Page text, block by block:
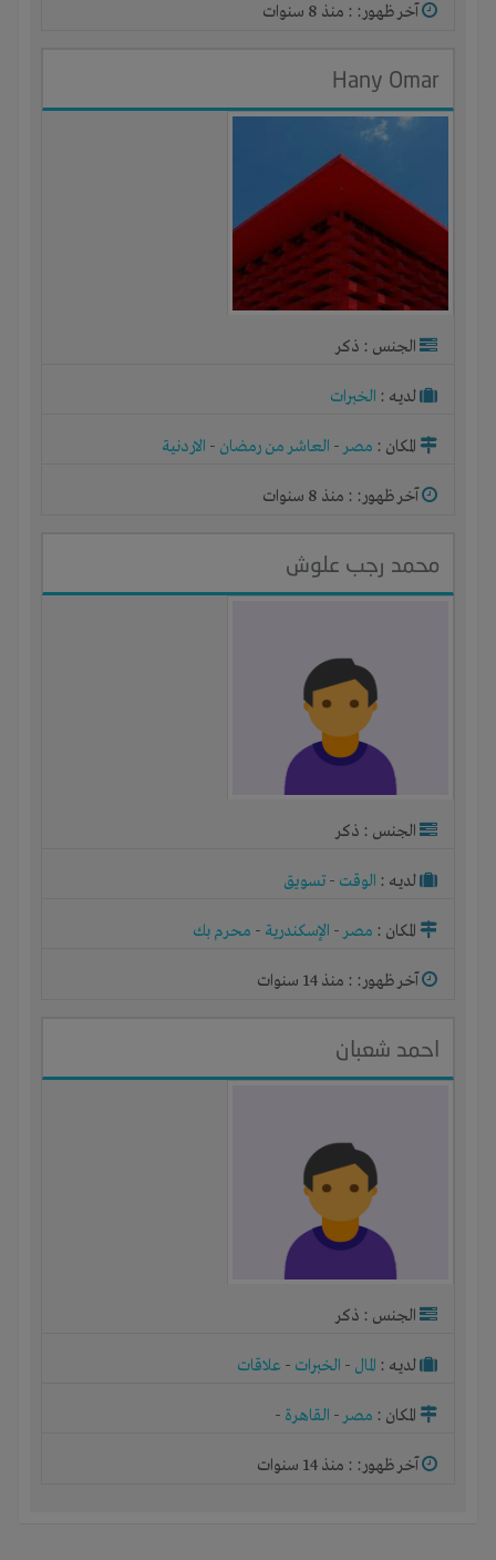
آخر ظهور: : منذ 8 سنوات
Hany Omar
الجنس : ذكر
لديـه : الخبرات
المكان : مصر- العاشر من رمضان - الاردنية
آخر ظهور: : منذ 8 سنوات
محمد رجب علوش
الجنس : ذكر
لديـه : الوقت - تسويق
المكان : مصر- الإسكندرية - محرم بك
آخر ظهور: : منذ 14 سنوات
احمد شعبان
الجنس : ذكر
لديـه : المال - الخبرات - علاقات
المكان : مصر- القاهرة -
آخر ظهور: : منذ 14 سنوات